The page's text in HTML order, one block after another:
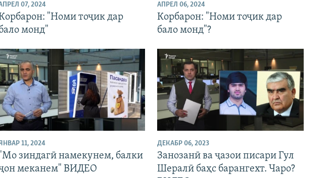
07, 2024
"Номи тоҷик дар
монд"
АПРЕЛ 06, 2024
Корбарон: "Номи тоҷик дар
бало монд"?
11, 2024
зиндагӣ намекунем, балки
меканем" ВИДЕО
ДЕКАБР 06, 2023
Занозанӣ ва ҷазои писари Гул
Шералӣ баҳс барангехт. Чаро?